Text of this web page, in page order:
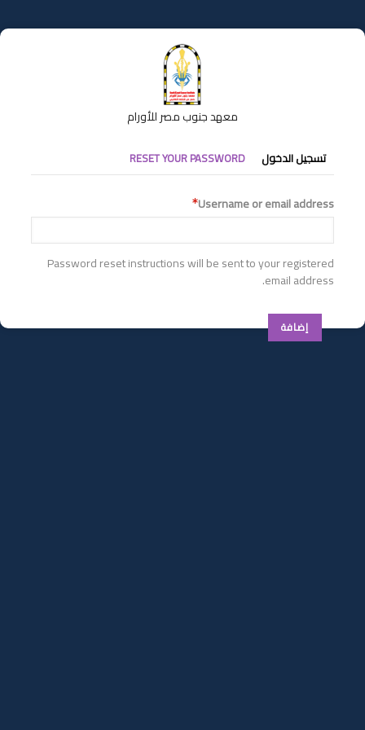
إلى
المحتوى
معهد جنوب مصر للأورام
التبويبات
الأساسية
تسجيل الدخول RESET YOUR PASSWORD
Username or email address
Password reset instructions will be sent to your registered
email address.